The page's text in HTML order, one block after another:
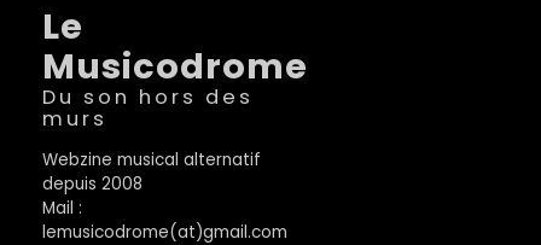
Le
Musicodrome
Du son hors des
murs
Webzine musical alternatif
depuis 2008
Mail :
lemusicodrome(at)gmail.com